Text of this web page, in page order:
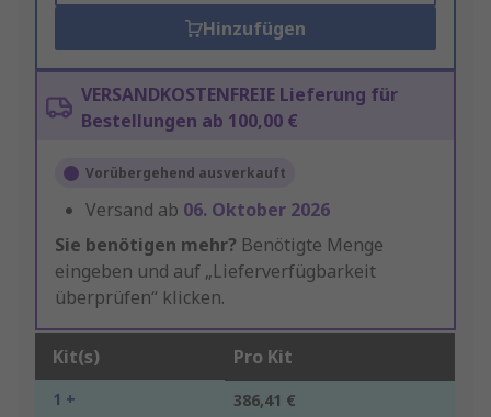
Hinzufügen
VERSANDKOSTENFREIE Lieferung für
Bestellungen ab 100,00 €
Vorübergehend ausverkauft
Versand ab 06. Oktober 2026
Sie benötigen mehr? Benötigte Menge
eingeben und auf „Lieferverfügbarkeit
überprüfen“ klicken.
Kit(s) Pro Kit
1 + 386,41 €